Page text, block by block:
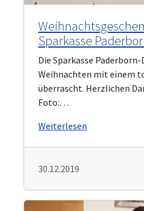
Sparkasse
Die Sparkasse
Weihnachten mit einem
überrascht. Herzlichen
Foto:…
Weiterlesen
30.12.2019